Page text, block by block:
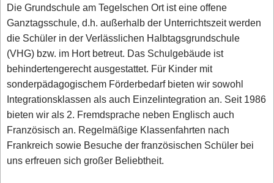
Die Grundschule am Tegelschen Ort ist eine offene
Ganztagsschule, d.h. außerhalb der Unterrichtszeit werden
die Schüler in der Verlässlichen Halbtagsgrundschule
(VHG) bzw. im Hort betreut. Das Schulgebäude ist
behindertengerecht ausgestattet. Für Kinder mit
sonderpädagogischem Förderbedarf bieten wir sowohl
Integrationsklassen als auch Einzelintegration an. Seit 1986
bieten wir als 2. Fremdsprache neben Englisch auch
Französisch an. Regelmäßige Klassenfahrten nach
Frankreich sowie Besuche der französischen Schüler bei
uns erfreuen sich großer Beliebtheit.